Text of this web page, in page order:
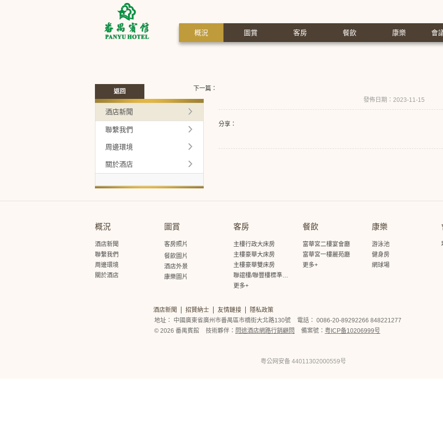
概況 圖賞 客房 餐飲 康樂 會
發佈日期：2023-11-15
分享：
下一篇：
返回
酒店新聞
聯繫我們
周邊環境
關於酒店
概況
酒店新聞
聯繫我們
周邊環境
關於酒店
圖賞
客房照片
餐飲圖片
酒店外景
康樂圖片
客房
主樓行政大床房
主樓豪華大床房
主樓豪華雙床房
聯誼樓/聯豐樓標準大床房
更多+
餐飲
富華宮二樓宴會廳
富華宮一樓麗苑廳
更多+
康樂
游泳池
健身房
網球場
酒店新聞 招賢納士 友情鏈接
隱私政策
地址： 中國廣東省廣州市番禺區市橋街大北路130號
電話： 0086-20-89292266 848221277
© 2026 番禺賓館
技術夥伴： 問途酒店網路行銷顧問 備案號： 粤ICP备10206999号
粤公网安备 44011302000559号